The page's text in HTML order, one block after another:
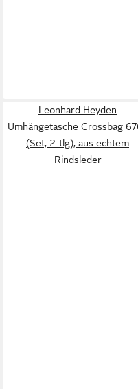
Leonhard Heyden
Umhängetasche Crossbag
(Set, 2-tlg), aus echtem
Rindsleder